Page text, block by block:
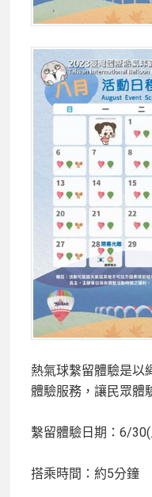
熱氣球繫留體驗是以
體驗服務，讓民眾體
繫留體驗日期：6/
搭乘時間：約5分鐘